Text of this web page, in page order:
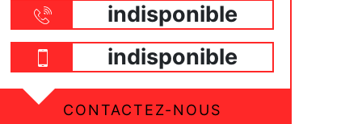
indisponible
indisponible
CONTACTEZ-NOUS